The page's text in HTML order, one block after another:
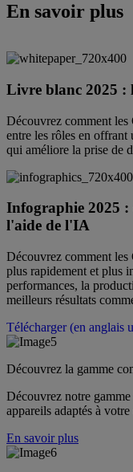
En savoir plus
Livre blanc 2025 :
Découvrez comment
entre les rôles en offrant
qui améliore la prise de
Infographie 2025 :
l'aide de l'IA
Découvrez comment les
plus rapidement et plus
performances, la
meilleurs résultats
Télécharger (en anglais
Découvrez la gamme
Découvrez notre
appareils adaptés à votre
En savoir plus